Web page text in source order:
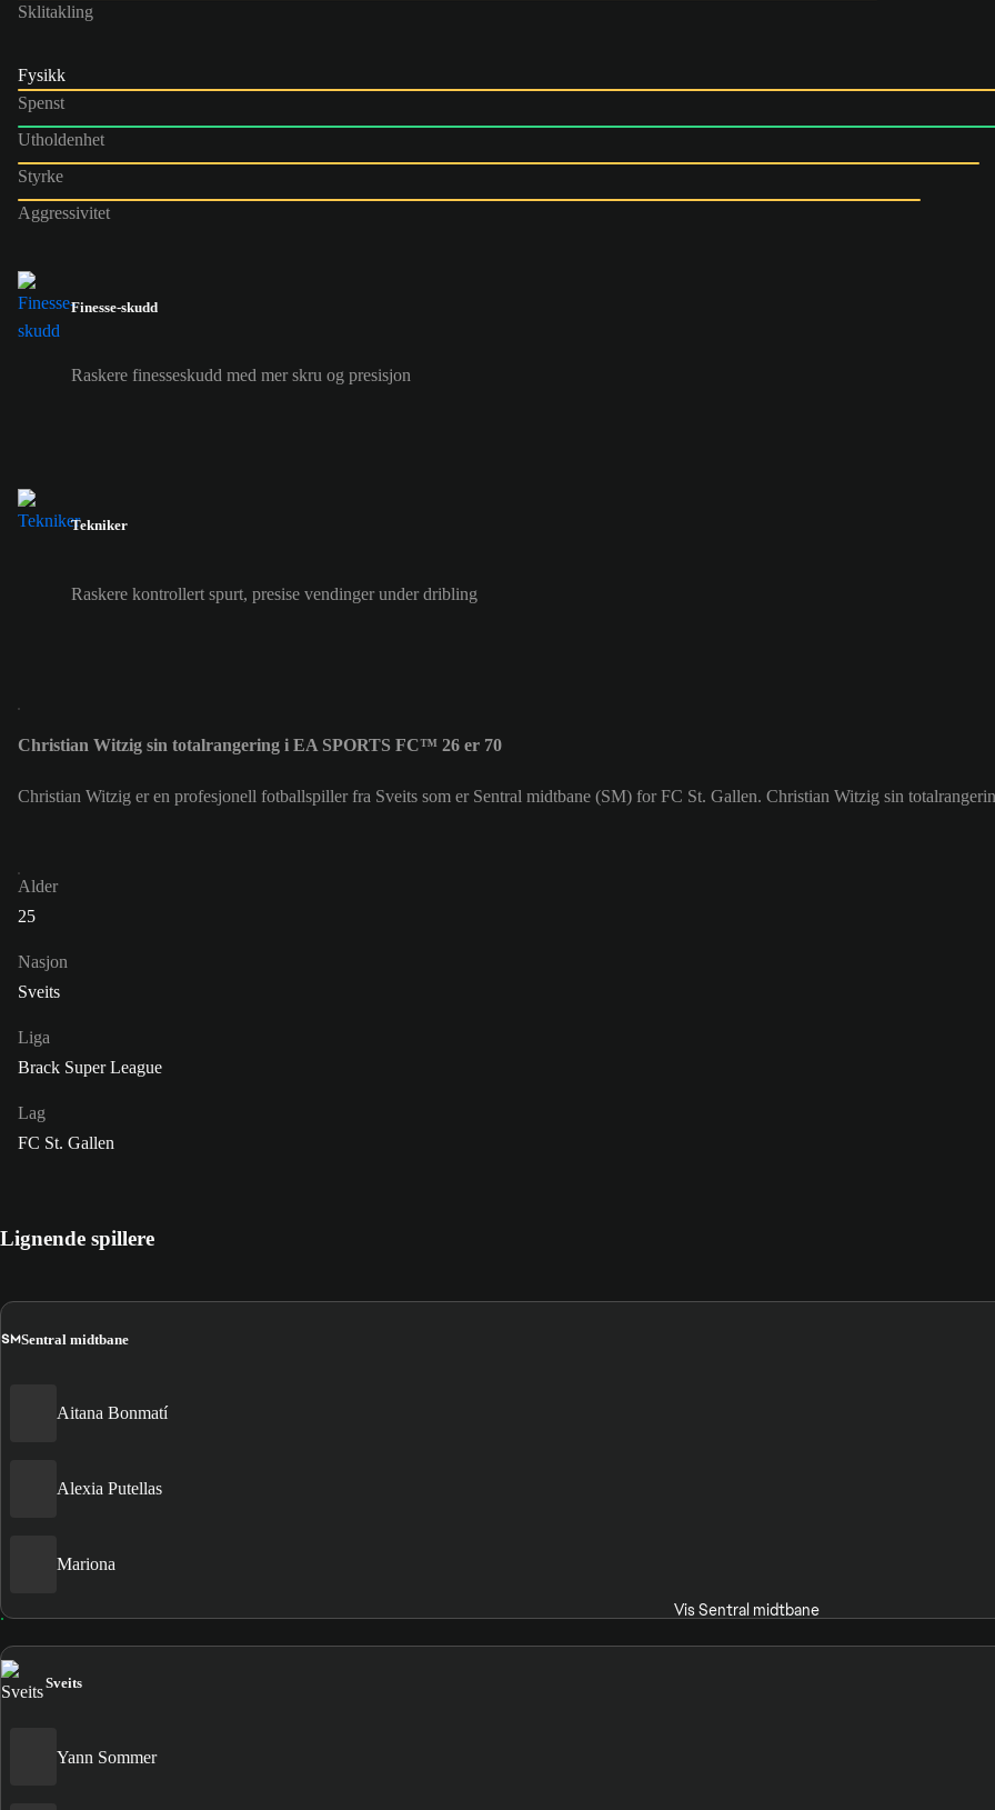
Sklitakling
Fysikk
Spenst
Utholdenhet
Styrke
Aggressivitet
Finesse-skudd
Raskere finesseskudd med mer skru og presisjon
Tekniker
Raskere kontrollert spurt, presise vendinger under dribling
Christian Witzig sin totalrangering i EA SPORTS FC™ 26 er 70
Christian Witzig er en profesjonell fotballspiller fra Sveits som er Sentral midtbane (SM) for FC St. Gallen. Christian Witzig sin
Alder
25
Nasjon
Sveits
Liga
Brack Super League
Lag
FC St. Gallen
Lignende spillere
SMSentral midtbane
Aitana Bonmatí
Alexia Putellas
Mariona
Vis Sentral midtbane
Sveits
Yann Sommer